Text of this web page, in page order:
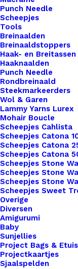
Punch Needle
Scheepjes
Tools
Breinaalden
Breinaaldstoppers
Haak- en Breitassen
Haaknaalden
Punch Needle
Rondbreinaald
Steekmarkeerders
Wol & Garen
Lammy Yarns Lurex
Mohair Boucle
Scheepjes Cahlista
Scheepjes Catona
Scheepjes Catona
Scheepjes Catona
Scheepjes Stone
Scheepjes Stone
Scheepjes Stone
Scheepjes Sweet
Overige
Diversen
Amigurumi
Baby
Sunjellies
Project Bags & Etuis
Projectkaartjes
Sjaalspelden
Cernit
Nr1
56Gr
-
Papaverrood
428
aantal
Toevoegen
Artikelnummer
Categorie
Kleur
Binnen 1-3
Veilig
Overzicht